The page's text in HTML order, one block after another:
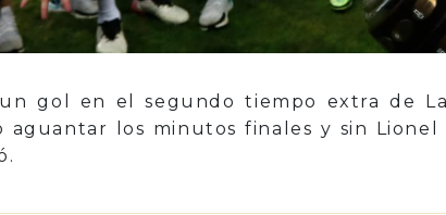
gol en el segundo tiempo extra de
aguantar los minutos finales y sin Lionel